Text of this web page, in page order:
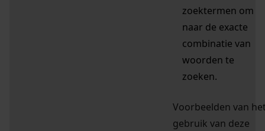
zoektermen om
naar de exacte
combinatie van
woorden te
zoeken.
Voorbeelden van
gebruik van deze